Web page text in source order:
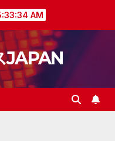
AM
JAPAN